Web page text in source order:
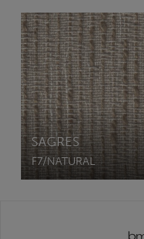
SAGRES
F7/NATURAL